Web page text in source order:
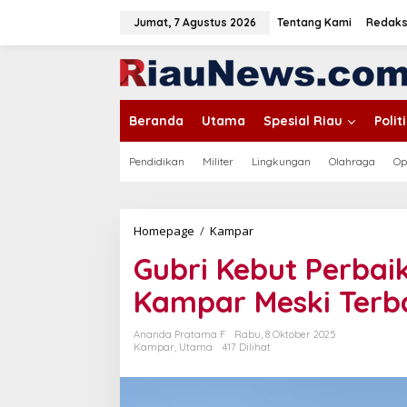
Jumat, 7 Agustus 2026 Tentang Kami
Beranda Utama Spesial Riau
Pendidikan Militer Lingkungan Olahraga
Homepage / Kampar
b
r
K
e
b
t
Gubri Kebut
Kampar Meski
Ananda Pratama F
Rabu, 8 Oktober 2025
Kampar, Utama 417 Dilihat